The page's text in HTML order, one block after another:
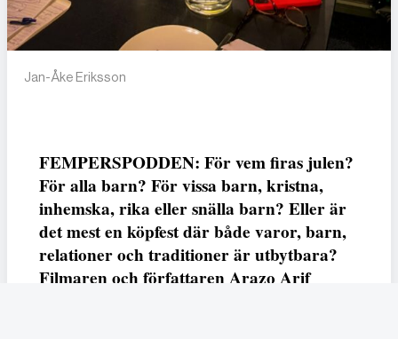
Jan-Åke Eriksson
FEMPERSPODDEN: För vem firas julen?
För alla barn? För vissa barn, kristna,
inhemska, rika eller snälla barn? Eller är
det mest en köpfest där både varor, barn,
relationer och traditioner är utbytbara?
Filmaren och författaren Arazo Arif